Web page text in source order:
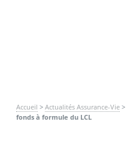
Accueil > Actualités Assurance-Vie>
fonds à formule du LCL